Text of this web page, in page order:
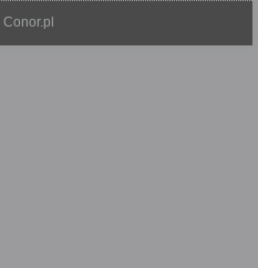
Conor.pl